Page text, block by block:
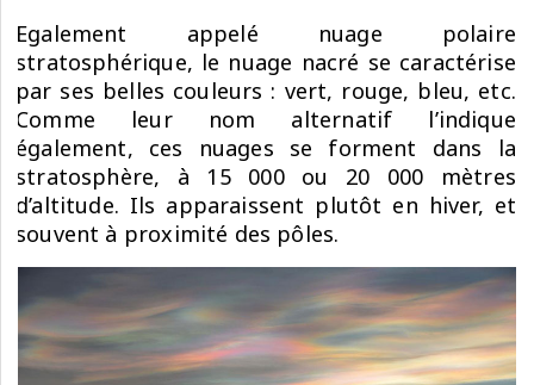
Egalement appelé nuage polaire
stratosphérique, le nuage nacré se caractérise
par ses belles couleurs : vert, rouge, bleu, etc.
Comme leur nom alternatif l’indique
également, ces nuages se forment dans la
stratosphère, à 15 000 ou 20 000 mètres
d’altitude. Ils apparaissent plutôt en hiver, et
souvent à proximité des pôles.